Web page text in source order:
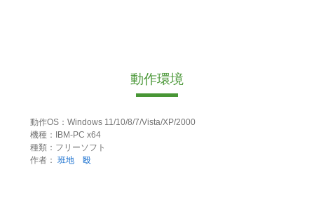
動作環境
動作OS：Windows 11/10/8/7/Vista/XP/2000
機種：IBM-PC x64
種類：フリーソフト
作者： 班地 殴